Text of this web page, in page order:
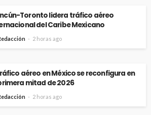
Toronto lidera tráfico aéreo
del Caribe Mexicano
2 horas ago
aéreo en México se reconfigura en
mitad de 2026
2 horas ago